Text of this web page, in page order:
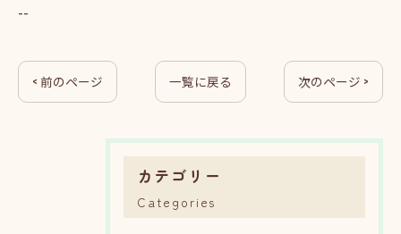
--
< 前のページ 一覧に戻る 次のページ >
カテゴリー
Categories